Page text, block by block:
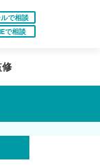
ルで相談
で相談
修